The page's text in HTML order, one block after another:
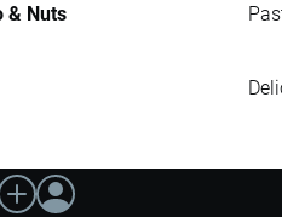
& Nuts